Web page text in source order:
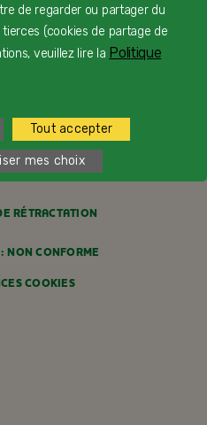
LÉGALES
DE VENTE
RÉTRACTATION
NON CONFORME
COOKIES
de regarder ou partager du
(cookies de partage de
veuillez lire la Politique
Tout accepter
mes choix